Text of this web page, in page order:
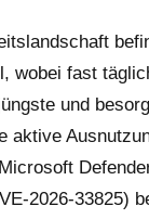
wobei fast
und
aktive
2026-33825)